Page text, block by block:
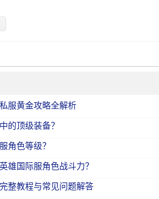
服黄金攻略全解析
的顶级装备？
角色等级？
雄国际服角色战斗力？
整教程与常见问题解答